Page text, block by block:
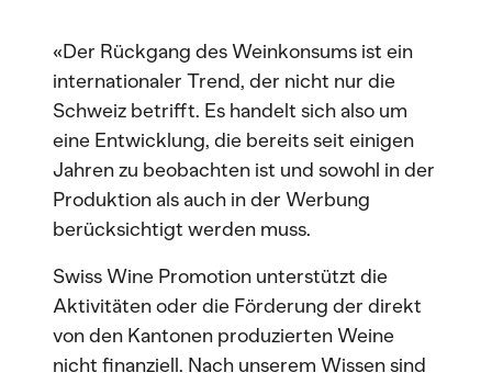
«Der Rückgang des Weinkonsums ist ein
internationaler Trend, der nicht nur die
Schweiz betrifft. Es handelt sich also um
eine Entwicklung, die bereits seit einigen
Jahren zu beobachten ist und sowohl in der
Produktion als auch in der Werbung
berücksichtigt werden muss.
Swiss Wine Promotion unterstützt die
Aktivitäten oder die Förderung der direkt
von den Kantonen produzierten Weine
nicht finanziell. Nach unserem Wissen sind